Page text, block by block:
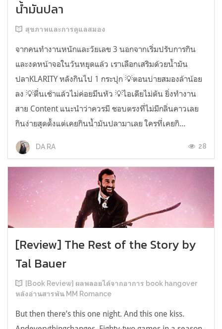
น้ำมันปลา
สุขภาพและการดูแลสมอง
จากคนทำงานหนักและวัยเลข 3 นอกจากเริ่มปรับการกิน
และงดหน้าจอในวันหยุดแล้ว เราเลือกเสริมด้วยน้ำมัน
ปลาKLARITY หลังกินไป 1 กระปุก 💡ตอนบ่ายสมองล้าน้อย
ลง 💡ตื่นเช้าแล้วไม่ค่อยมึนหัว 💡ไอเดียไม่ตัน ยิ่งทำงาน
สาย Content แนะนำว่าควรมี ชอบตรงที่ไม่มีกลิ่นคาวเลย
กินง่ายสุดตั้งแต่เคยกินน้ำมันปลามาเลย ใครที่เคยกิ...
DA RA 28
[Review] The Rest of the Story by
Tal Bauer
[Book Review] ผลพลอยได้จากอาการ book hangover
หลังอ่านสารพัน MM Romance
But then there’s this one night. And this one kiss.